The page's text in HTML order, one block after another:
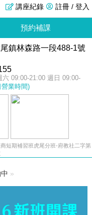
註冊 / 登入
講座紀錄
預約補課
鎮林森路一段488-1號
六 09:00-21:00 週日 09:00-
營業時間)
短期補習班虎尾分班-府教社二字第
»